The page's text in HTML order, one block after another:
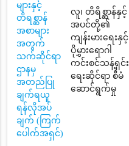
များနှင့်
တိရစ္ဆာန်
အစာများ
အတွက်
သက်ဆိုင်ရာ
ဌာနမှ
အတည်ပြု
ချက်ရယူ
ရန်လိုအပ်
ချက် (ကြက်
ပေါက်အရှင်)
လူ၊ တိရိစ္ဆာန်နှင့်
အပင်တို့၏
ကျန်းမားရေးနှင့်
ပိုမွှားရောဂါ
ကင်းစင်သန့်ရှင်း
ရေးဆိုင်ရာ စီမံ
ဆောင်ရွက်မှု